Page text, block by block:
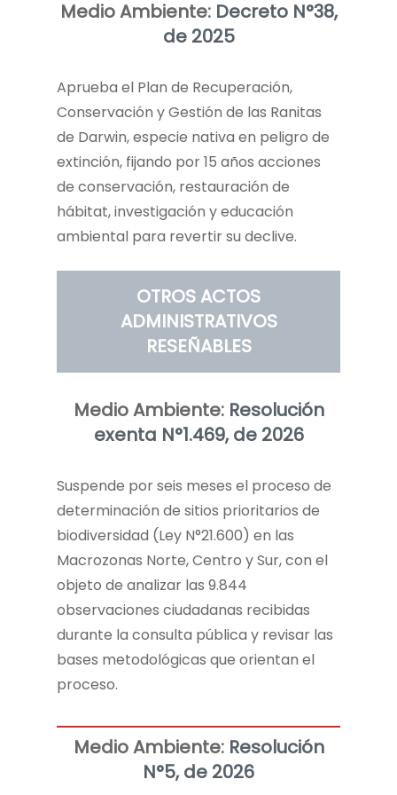
Medio Ambiente: Decreto N°38,
de 2025
Aprueba el Plan de Recuperación,
Conservación y Gestión de las Ranitas
de Darwin, especie nativa en peligro de
extinción, fijando por 15 años acciones
de conservación, restauración de
hábitat, investigación y educación
ambiental para revertir su declive.
OTROS ACTOS
ADMINISTRATIVOS
RESEÑABLES
Medio Ambiente: Resolución
exenta N°1.469, de 2026
Suspende por seis meses el proceso de
determinación de sitios prioritarios de
biodiversidad (Ley N°21.600) en las
Macrozonas Norte, Centro y Sur, con el
objeto de analizar las 9.844
observaciones ciudadanas recibidas
durante la consulta pública y revisar las
bases metodológicas que orientan el
proceso.
Medio Ambiente: Resolución
N°5, de 2026